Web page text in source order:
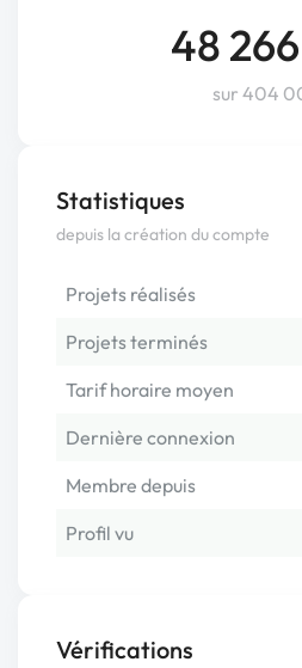
48 266
sur 404
Statistiques
depuis la création du compte
Projets réalisés
Projets terminés
Tarif horaire moyen
Dernière connexion
Membre depuis
Profil vu
Vérifications